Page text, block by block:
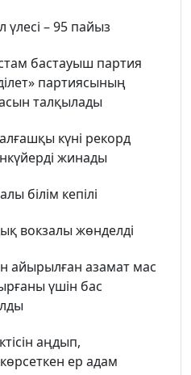
– 95 пайыз
бастауыш партия
партиясының
талқылады
күні рекорд
жинады
білім кепілі
вокзалы жөнделді
айырылған азамат мас
үшін бас
аңдып,
ер адам